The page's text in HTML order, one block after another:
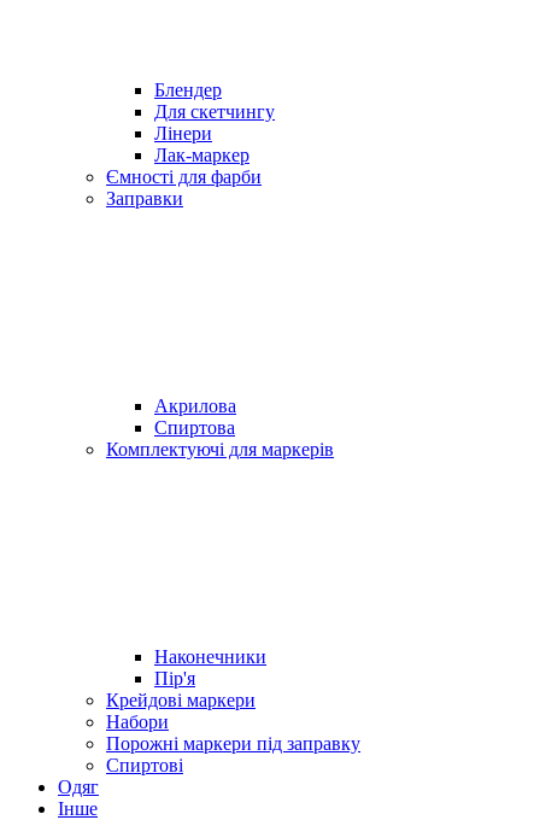
Блендер
Для скетчингу
Лінери
Лак-маркер
Ємності для фарби
Заправки
Акрилова
Спиртова
Комплектуючі для маркерів
Наконечники
Пір'я
Крейдові маркери
Набори
Порожні маркери під заправку
Спиртові
Одяг
Інше